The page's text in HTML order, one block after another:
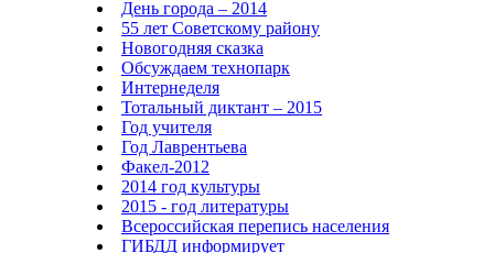
День города – 2014
55 лет Советскому району
Новогодняя сказка
Обсуждаем технопарк
Интернеделя
Тотальный диктант – 2015
Год учителя
Год Лаврентьева
Факел-2012
2014 год культуры
2015 - год литературы
Всероссийская перепись населения
ГИБДД информирует